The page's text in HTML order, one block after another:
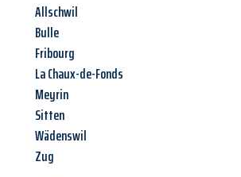
Allschwil
Bulle
Fribourg
La Chaux-de-Fonds
Meyrin
Sitten
Wädenswil
Zug